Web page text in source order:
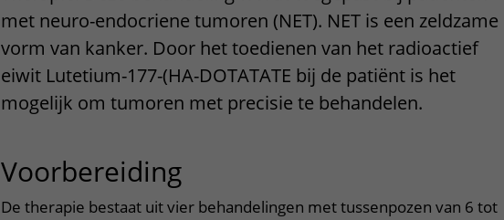
Bezoektijden
Wijzigen patiëntgegevens
Contact met verpleegafdeling
Het Wilhelmina
Kinderziekenhuis
met neuro-endocriene tumoren (NET). NET is een zeldzame
vorm van kanker. Door het toedienen van het radioactief
eiwit Lutetium-177-(HA-DOTATATE bij de patiënt is het
mogelijk om tumoren met precisie te behandelen.
Voorbereiding
De therapie bestaat uit vier behandelingen met tussenpozen van 6 tot